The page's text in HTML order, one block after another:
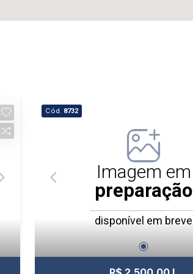
Cód. 8732
Imagem em
preparação
disponível em breve